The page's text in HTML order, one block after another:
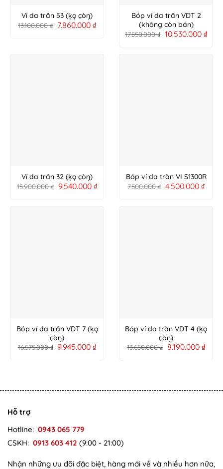
Ví da trăn 53 (ķǫ çòŋ)
13.100.000₫ 7.860.000 ₫
Bóp ví da trăn VDT 2
(không còn bán)
17.550.000₫ 10.530.000 ₫
Ví da trăn 32 (ķǫ çòŋ)
15.900.000₫ 9.540.000 ₫
Bóp ví da trăn VI S1300R
7.500.000₫ 4.500.000 ₫
Bóp ví da trăn VDT 7 (ķǫ
çòŋ)
16.575.000₫ 9.945.000₫
Bóp ví da trăn VDT 4 (ķǫ
çòŋ)
13.650.000₫ 8.190.000 ₫
Hỗ trợ
Hotline: 0943 065 779
CSKH: 0913 603 412 (9:00 - 21:00)
Nhận những ưu đãi đặc biệt, hàng mới về và nhiều hơn nữa,